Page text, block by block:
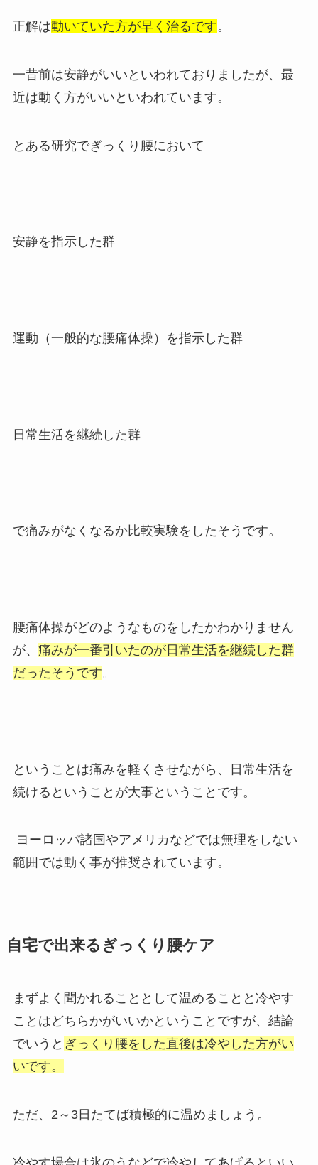
正解は動いていた方が早く治るです。
一昔前は安静がいいといわれておりましたが、最
近は動く方がいいといわれています。
とある研究でぎっくり腰において
安静を指示した群
運動（一般的な腰痛体操）を指示した群
日常生活を継続した群
で痛みがなくなるか比較実験をしたそうです。
腰痛体操がどのようなものをしたかわかりません
が、 痛みが一番引いたのが日常生活を継続した群
だったそうです。
ということは痛みを軽くさせながら、日常生活を
続けるということが大事ということです。
ヨーロッパ諸国やアメリカなどでは無理をしない
範囲では動く事が推奨されています。
自宅で出来るぎっくり腰ケア
まずよく聞かれることとして温めることと冷やす
ことはどちらかがいいかということですが、結論
でいうと ぎっくり腰をした直後は冷やした方がい
いです。
ただ、2～3日たてば積極的に温めましょう。